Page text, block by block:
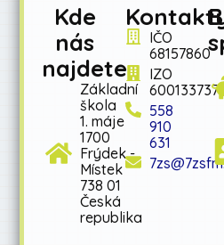
Kde
nás
najdete
Základní
škola
1. máje
1700
Frýdek -
Místek
738 01
Česká
republika
IČO
68157860
IZO
600133737
558
910
631